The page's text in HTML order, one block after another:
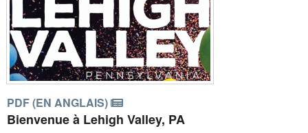
PDF (EN ANGLAIS)
Bienvenue à Lehigh Valley, PA